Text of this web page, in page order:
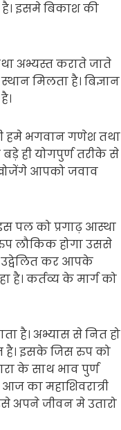
इसमे बिकाश की
अभ्यस्त कराते जाते
मिलता है। बिज्ञान
हमे भगवान गणेश तथा
ही योगपुर्ण तरीके से
खोजेंगे आपको जवाव
पल को प्रगाढ़ आस्था
लौकिक होगा उससे
उद्वेलित कर आपके
कर्तव्य के मार्ग को
है। अभ्यास से नित हो
है। इसके जिस रुप को
के साथ भाव पुर्ण
का महाशिवरात्री
अपने जीवन मे उतारो